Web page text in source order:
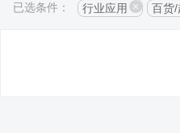
已选条件： 行业应用 百货/